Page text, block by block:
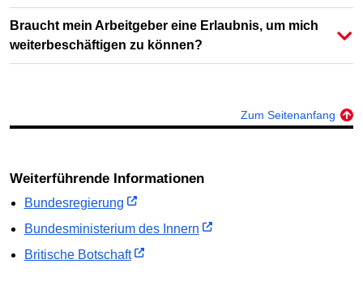
Braucht mein Arbeitgeber eine Erlaubnis, um mich
weiterbeschäftigen zu können?
Zum Seitenanfang
Weiterführende Informationen
Bundesregierung
Bundesministerium des Innern
Britische Botschaft